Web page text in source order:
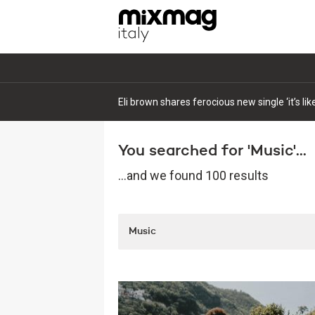
Eli brown shares ferocious new single ‘it’s
You searched for 'Music'...
...and we found 100 results